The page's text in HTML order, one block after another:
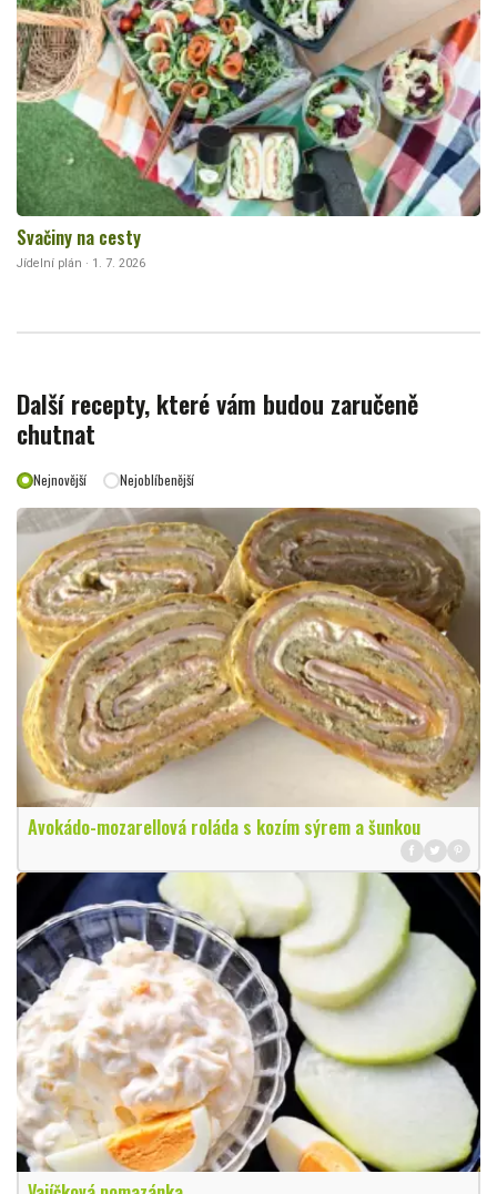
Svačiny na cesty
Jídelní plán · 1. 7. 2026
Další recepty, které vám budou zaručeně
chutnat
Nejnovější Nejoblíbenější
Avokádo-mozarellová roláda s kozím sýrem a šunkou